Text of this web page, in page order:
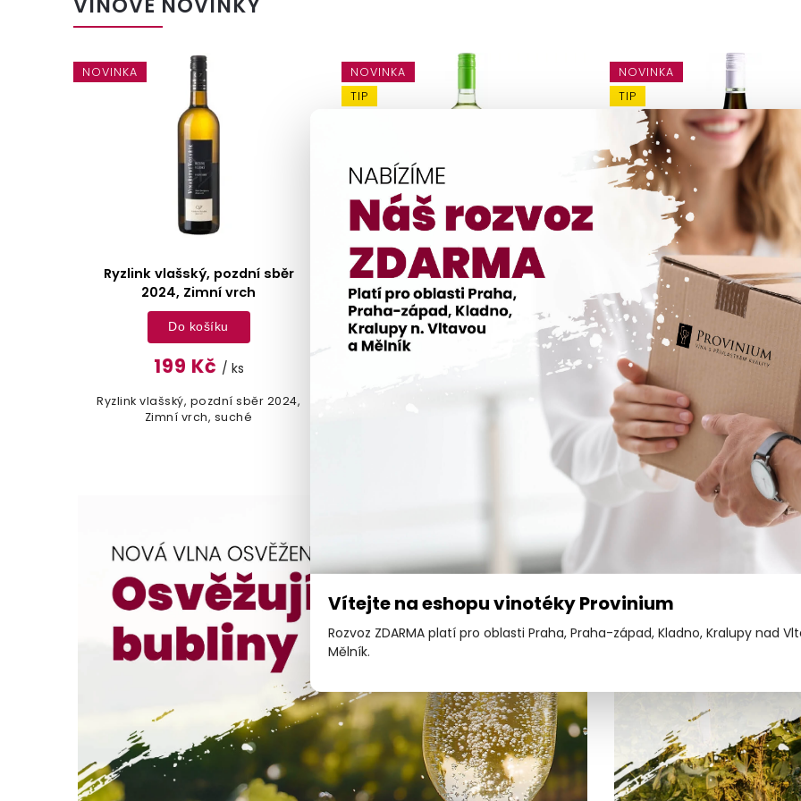
NOVINKA
Fresh line 2024 Mikrosvín
189 Kč / ks
Do košíku
line, moravské zemské víno
NOVINKA
TIP
Frizzante Mikrosvín 2024
Do košíku
Frizzante Mikrosvín 2024
NOVINKA
FRUIT 2024 Mikrosvín -
line
189 Kč/ ks
FRUIT 2024 Mikrosvín -
moravské zemské víno
Vítejte na eshopu vinotéky Provinium
Rozvoz ZDARMA platí pro oblasti Praha, Praha-západ, Kladno, Kralupy nad
Mělník.